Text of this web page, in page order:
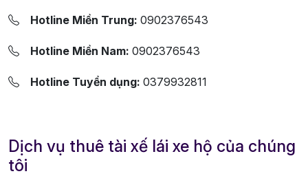
Hotline Miền Trung: 0902376543
Hotline Miền Nam: 0902376543
Hotline Tuyển dụng: 0379932811
Dịch vụ thuê tài xế lái xe hộ của chúng
tôi